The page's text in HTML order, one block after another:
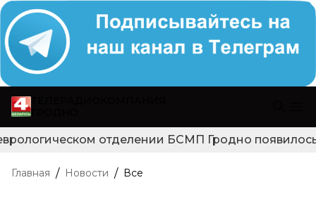
отделении БСМП Гродно
Главная / Новости / Все